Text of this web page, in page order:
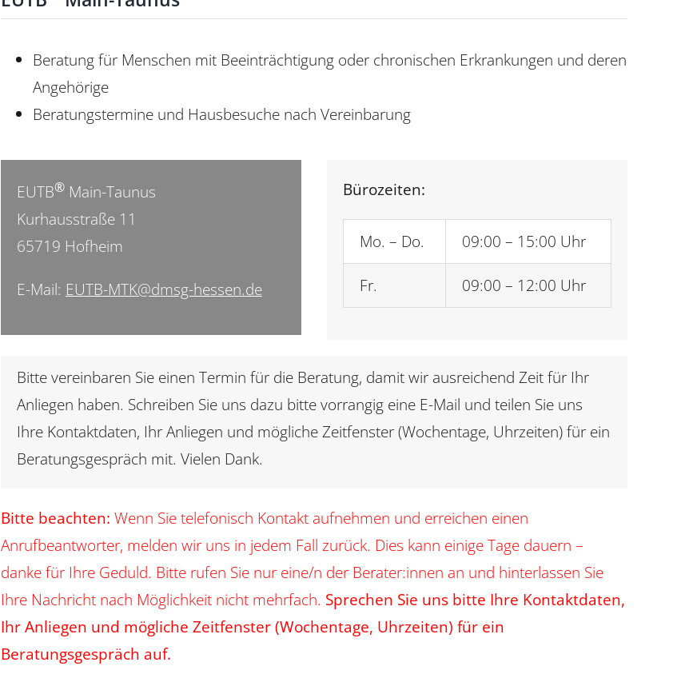
Peerakademie
und Pflegedienste
EUTB® Offenbach
Beratung für Menschen mit Beeinträchtigung oder chronischen Erkrankungen und deren
Angehörige
Beratungstermine und Hausbesuche nach Vereinbarung
EUTB®Main-Taunus
Kurhausstraße 11
65719 Hofheim
E-Mail: EUTB-MTK@dmsg-hessen.de
Bürozeiten:
Mo. – Do. 09:00 – 15:00 Uhr
Fr. 09:00 – 12:00 Uhr
Bitte vereinbaren Sie einen Termin für die Beratung, damit wir ausreichend Zeit für Ihr
Anliegen haben. Schreiben Sie uns dazu bitte vorrangig eine E-Mail und teilen Sie uns
Ihre Kontaktdaten, Ihr Anliegen und mögliche Zeitfenster (Wochentage, Uhrzeiten) für ein
Beratungsgespräch mit. Vielen Dank.
Bitte beachten: Wenn Sie telefonisch Kontakt aufnehmen und erreichen einen
Anrufbeantworter, melden wir uns in jedem Fall zurück. Dies kann einige Tage dauern –
danke für Ihre Geduld. Bitte rufen Sie nur eine/n der Berater:innen an und hinterlassen Sie
Ihre Nachricht nach Möglichkeit nicht mehrfach. Sprechen Sie uns bitte Ihre Kontaktdaten,
Ihr Anliegen und mögliche Zeitfenster (Wochentage, Uhrzeiten) für ein
Beratungsgespräch auf.